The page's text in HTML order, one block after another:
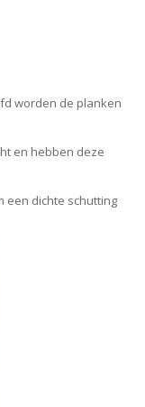
worden de planken
en hebben deze
een dichte schutting